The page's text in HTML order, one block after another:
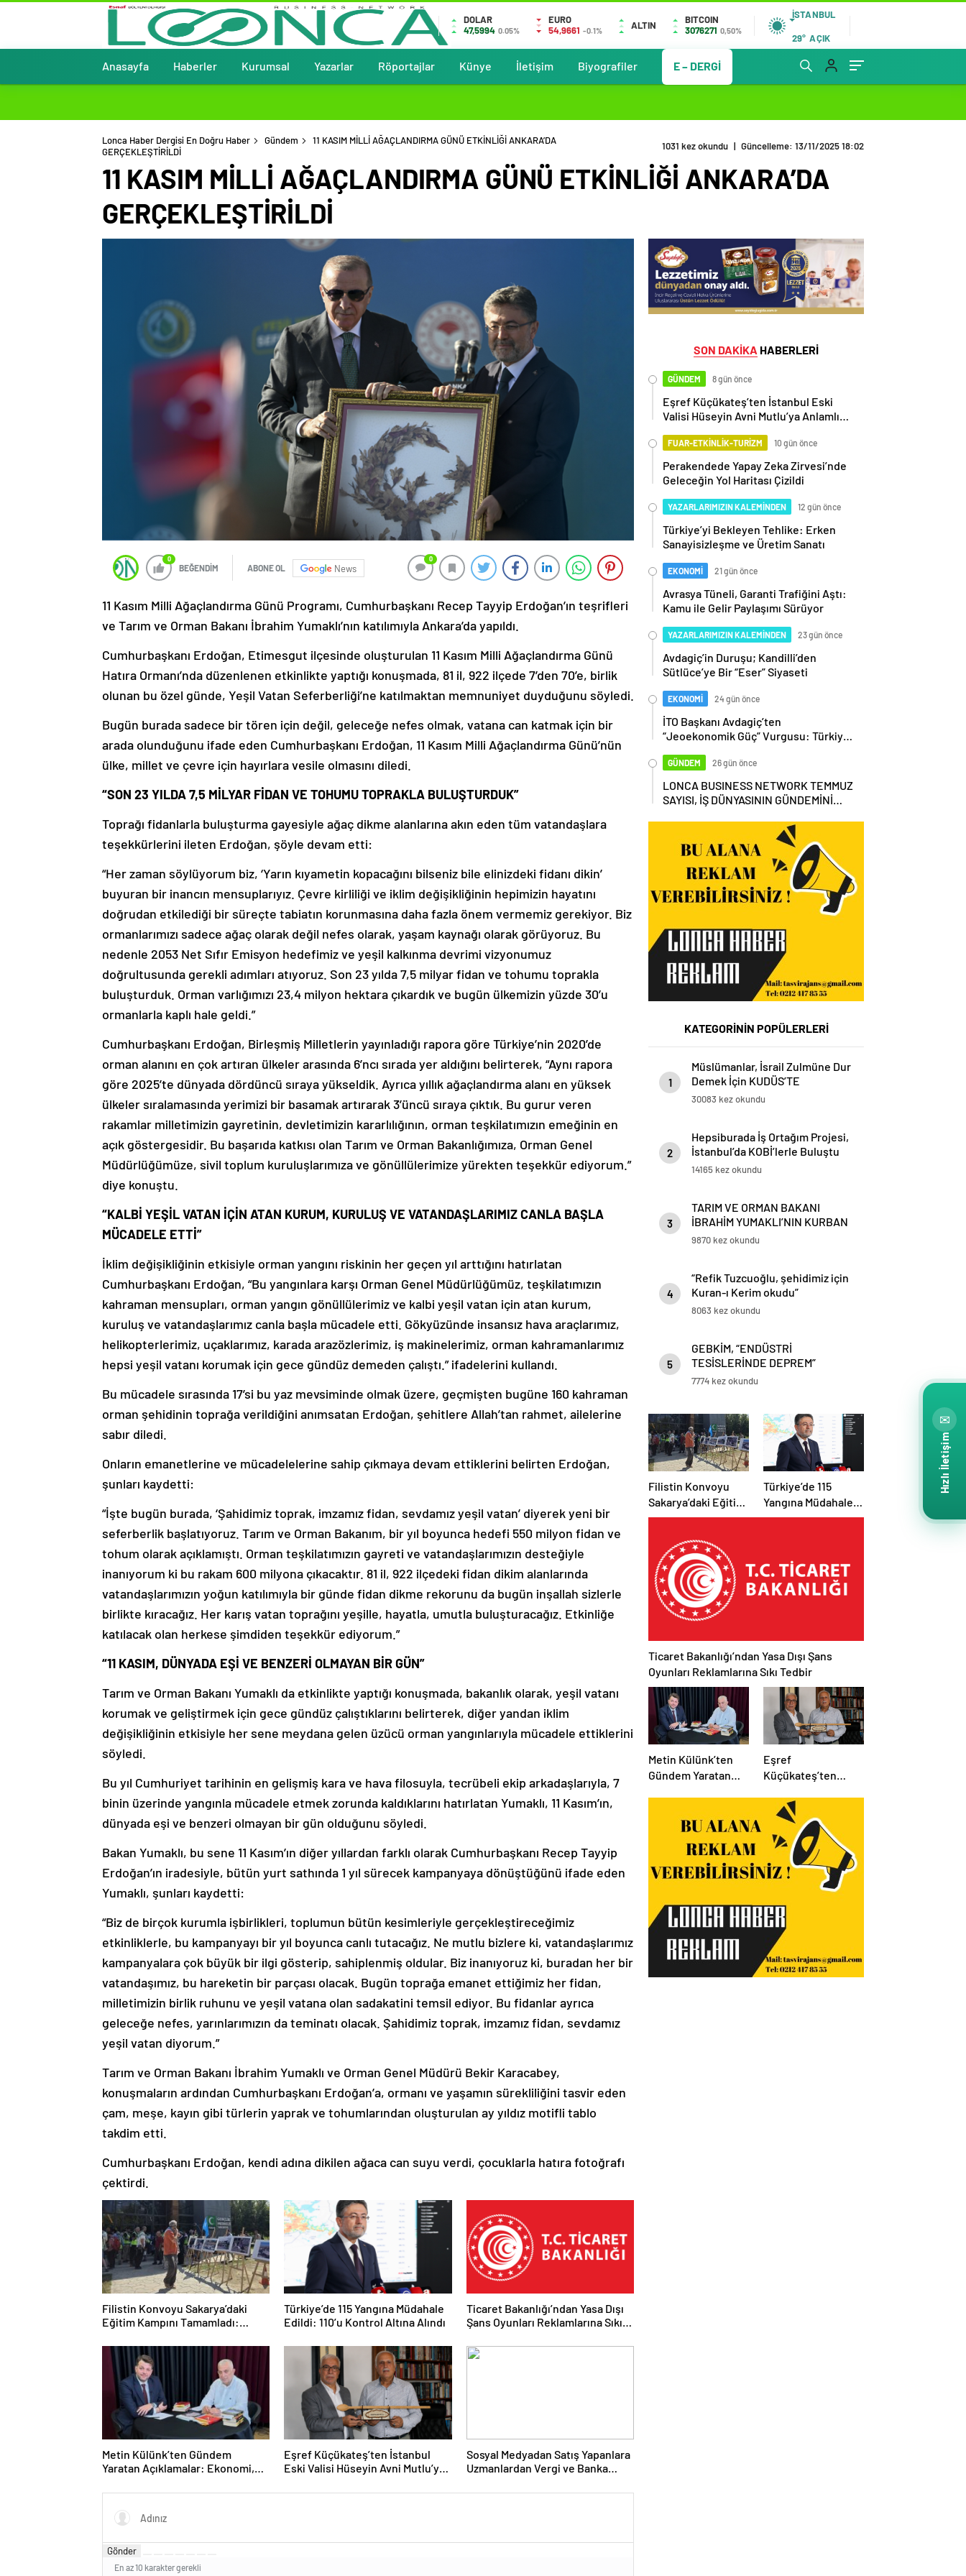
DOLAR
47,5994 0.05%
EURO
54,9661 -0.1% ALTIN
BITCOIN
3076271 0,50%
İSTANBUL
29° AÇIK
Anasayfa Haberler Kurumsal Yazarlar Röportajlar Künye İletişim Biyografiler E – DERGİ
Lonca Haber Dergisi En Doğru Haber Gündem
11 KASIM MİLLİ AĞAÇLANDIRMA GÜNÜ ETKİNLİĞİ ANKARA’DA
GERÇEKLEŞTİRİLDİ
1031 kez okundu | Güncelleme: 13/11/2025 18:02
11 KASIM MİLLİ AĞAÇLANDIRMA GÜNÜ ETKİNLİĞİ ANKARA’DA
GERÇEKLEŞTİRİLDİ
0
BEĞENDİM ABONE OL News
0
11 Kasım Milli Ağaçlandırma Günü Programı, Cumhurbaşkanı Recep Tayyip Erdoğan’ın teşrifleri
ve Tarım ve Orman Bakanı İbrahim Yumaklı’nın katılımıyla Ankara’da yapıldı.
Cumhurbaşkanı Erdoğan, Etimesgut ilçesinde oluşturulan 11 Kasım Milli Ağaçlandırma Günü
Hatıra Ormanı’nda düzenlenen etkinlikte yaptığı konuşmada, 81 il, 922 ilçede 7’den 70’e, birlik
olunan bu özel günde, Yeşil Vatan Seferberliği’ne katılmaktan memnuniyet duyduğunu söyledi.
Bugün burada sadece bir tören için değil, geleceğe nefes olmak, vatana can katmak için bir
arada olunduğunu ifade eden Cumhurbaşkanı Erdoğan, 11 Kasım Milli Ağaçlandırma Günü’nün
ülke, millet ve çevre için hayırlara vesile olmasını diledi.
“SON 23 YILDA 7,5 MİLYAR FİDAN VE TOHUMU TOPRAKLA BULUŞTURDUK”
Toprağı fidanlarla buluşturma gayesiyle ağaç dikme alanlarına akın eden tüm vatandaşlara
teşekkürlerini ileten Erdoğan, şöyle devam etti:
“Her zaman söylüyorum biz, ‘Yarın kıyametin kopacağını bilseniz bile elinizdeki fidanı dikin’
buyuran bir inancın mensuplarıyız. Çevre kirliliği ve iklim değişikliğinin hepimizin hayatını
doğrudan etkilediği bir süreçte tabiatın korunmasına daha fazla önem vermemiz gerekiyor. Biz
ormanlarımızı sadece ağaç olarak değil nefes olarak, yaşam kaynağı olarak görüyoruz. Bu
nedenle 2053 Net Sıfır Emisyon hedefimiz ve yeşil kalkınma devrimi vizyonumuz
doğrultusunda gerekli adımları atıyoruz. Son 23 yılda 7,5 milyar fidan ve tohumu toprakla
buluşturduk. Orman varlığımızı 23,4 milyon hektara çıkardık ve bugün ülkemizin yüzde 30’u
ormanlarla kaplı hale geldi.”
Cumhurbaşkanı Erdoğan, Birleşmiş Milletlerin yayınladığı rapora göre Türkiye’nin 2020’de
orman alanını en çok artıran ülkeler arasında 6’ncı sırada yer aldığını belirterek, “Aynı rapora
göre 2025’te dünyada dördüncü sıraya yükseldik. Ayrıca yıllık ağaçlandırma alanı en yüksek
ülkeler sıralamasında yerimizi bir basamak artırarak 3’üncü sıraya çıktık. Bu gurur veren
rakamlar milletimizin gayretinin, devletimizin kararlılığının, orman teşkilatımızın emeğinin en
açık göstergesidir. Bu başarıda katkısı olan Tarım ve Orman Bakanlığımıza, Orman Genel
Müdürlüğümüze, sivil toplum kuruluşlarımıza ve gönüllülerimize yürekten teşekkür ediyorum.”
diye konuştu.
“KALBİ YEŞİL VATAN İÇİN ATAN KURUM, KURULUŞ VE VATANDAŞLARIMIZ CANLA BAŞLA
MÜCADELE ETTİ”
İklim değişikliğinin etkisiyle orman yangını riskinin her geçen yıl arttığını hatırlatan
Cumhurbaşkanı Erdoğan, “Bu yangınlara karşı Orman Genel Müdürlüğümüz, teşkilatımızın
kahraman mensupları, orman yangın gönüllülerimiz ve kalbi yeşil vatan için atan kurum,
kuruluş ve vatandaşlarımız canla başla mücadele etti. Gökyüzünde insansız hava araçlarımız,
helikopterlerimiz, uçaklarımız, karada arazözlerimiz, iş makinelerimiz, orman kahramanlarımız
hepsi yeşil vatanı korumak için gece gündüz demeden çalıştı.” ifadelerini kullandı.
Bu mücadele sırasında 17’si bu yaz mevsiminde olmak üzere, geçmişten bugüne 160 kahraman
orman şehidinin toprağa verildiğini anımsatan Erdoğan, şehitlere Allah’tan rahmet, ailelerine
sabır diledi.
Onların emanetlerine ve mücadelelerine sahip çıkmaya devam ettiklerini belirten Erdoğan,
şunları kaydetti:
“İşte bugün burada, ‘Şahidimiz toprak, imzamız fidan, sevdamız yeşil vatan’ diyerek yeni bir
seferberlik başlatıyoruz. Tarım ve Orman Bakanım, bir yıl boyunca hedefi 550 milyon fidan ve
tohum olarak açıklamıştı. Orman teşkilatımızın gayreti ve vatandaşlarımızın desteğiyle
inanıyorum ki bu rakam 600 milyona çıkacaktır. 81 il, 922 ilçedeki fidan dikim alanlarında
vatandaşlarımızın yoğun katılımıyla bir günde fidan dikme rekorunu da bugün inşallah sizlerle
birlikte kıracağız. Her karış vatan toprağını yeşille, hayatla, umutla buluşturacağız. Etkinliğe
katılacak olan herkese şimdiden teşekkür ediyorum.”
“11 KASIM, DÜNYADA EŞİ VE BENZERİ OLMAYAN BİR GÜN”
Tarım ve Orman Bakanı Yumaklı da etkinlikte yaptığı konuşmada, bakanlık olarak, yeşil vatanı
korumak ve geliştirmek için gece gündüz çalıştıklarını belirterek, diğer yandan iklim
değişikliğinin etkisiyle her sene meydana gelen üzücü orman yangınlarıyla mücadele ettiklerini
söyledi.
Bu yıl Cumhuriyet tarihinin en gelişmiş kara ve hava filosuyla, tecrübeli ekip arkadaşlarıyla, 7
binin üzerinde yangınla mücadele etmek zorunda kaldıklarını hatırlatan Yumaklı, 11 Kasım’ın,
dünyada eşi ve benzeri olmayan bir gün olduğunu söyledi.
Bakan Yumaklı, bu sene 11 Kasım’ın diğer yıllardan farklı olarak Cumhurbaşkanı Recep Tayyip
Erdoğan’ın iradesiyle, bütün yurt sathında 1 yıl sürecek kampanyaya dönüştüğünü ifade eden
Yumaklı, şunları kaydetti:
“Biz de birçok kurumla işbirlikleri, toplumun bütün kesimleriyle gerçekleştireceğimiz
etkinliklerle, bu kampanyayı bir yıl boyunca canlı tutacağız. Ne mutlu bizlere ki, vatandaşlarımız
kampanyalara çok büyük bir ilgi gösterip, sahiplenmiş oldular. Biz inanıyoruz ki, buradan her bir
vatandaşımız, bu hareketin bir parçası olacak. Bugün toprağa emanet ettiğimiz her fidan,
milletimizin birlik ruhunu ve yeşil vatana olan sadakatini temsil ediyor. Bu fidanlar ayrıca
geleceğe nefes, yarınlarımızın da teminatı olacak. Şahidimiz toprak, imzamız fidan, sevdamız
yeşil vatan diyorum.”
Tarım ve Orman Bakanı İbrahim Yumaklı ve Orman Genel Müdürü Bekir Karacabey,
konuşmaların ardından Cumhurbaşkanı Erdoğan’a, ormanı ve yaşamın sürekliliğini tasvir eden
çam, meşe, kayın gibi türlerin yaprak ve tohumlarından oluşturulan ay yıldız motifli tablo
takdim etti.
Cumhurbaşkanı Erdoğan, kendi adına dikilen ağaca can suyu verdi, çocuklarla hatıra fotoğrafı
çektirdi.​
Filistin Konvoyu Sakarya’daki
Eğitim Kampını Tamamladı:
Türkiye’de 115 Yangına Müdahale
Edildi: 110’u Kontrol Altına Alındı
Ticaret Bakanlığı’ndan Yasa Dışı
Şans Oyunları Reklamlarına Sıkı
Metin Külünk’ten Gündem
Yaratan Açıklamalar: Ekonomi,
Çeken Mesajlar
Eşref Küçükateş’ten İstanbul
Eski Valisi Hüseyin Avni Mutlu’ya
Sosyal Medyadan Satış Yapanlara
Uzmanlardan Vergi ve Banka
Gönder
En az 10 karakter gerekli
SON DAKİKA HABERLERİ
GÜNDEM 8 gün önce
Eşref Küçükateş’ten İstanbul Eski
Valisi Hüseyin Avni Mutlu’ya Anlamlı
FUAR-ETKİNLİK-TURİZM 10 gün önce
Perakendede Yapay Zeka Zirvesi’nde
Geleceğin Yol Haritası Çizildi
YAZARLARIMIZIN KALEMİNDEN 12 gün önce
Türkiye’yi Bekleyen Tehlike: Erken
Sanayisizleşme ve Üretim Sanatı
EKONOMİ 21 gün önce
Avrasya Tüneli, Garanti Trafiğini Aştı:
Kamu ile Gelir Paylaşımı Sürüyor
YAZARLARIMIZIN KALEMİNDEN 23 gün önce
Avdagiç’in Duruşu; Kandilli’den
Sütlüce’ye Bir “Eser” Siyaseti
EKONOMİ 24 gün önce
İTO Başkanı Avdagiç’ten
“Jeoekonomik Güç” Vurgusu: Türkiye,
Olmalı
GÜNDEM 26 gün önce
LONCA BUSINESS NETWORK TEMMUZ
SAYISI, İŞ DÜNYASININ GÜNDEMİNİ
KATEGORİNİN POPÜLERLERİ
1
Müslümanlar, İsrail Zulmüne Dur
Demek İçin KUDÜS’TE
BULUŞMAK ÜZERE ahitleşiyor…
30083 kez okundu
2
Hepsiburada İş Ortağım Projesi,
İstanbul’da KOBİ’lerle Buluştu
14165 kez okundu
3
TARIM VE ORMAN BAKANI
İBRAHİM YUMAKLI’NIN KURBAN
BAYRAMI MESAJI
9870 kez okundu
4
“Refik Tuzcuoğlu, şehidimiz için
Kuran-ı Kerim okudu”
8063 kez okundu
5
GEBKİM, “ENDÜSTRİ
TESİSLERİNDE DEPREM”
SEMİNERİ DÜZENLEDİ
7774 kez okundu
Filistin Konvoyu
Sakarya’daki Eğitim
Kampını
Etabı Başlıyor
Türkiye’de 115
Yangına Müdahale
Edildi: 110’u Kontrol
Ticaret Bakanlığı’ndan Yasa Dışı Şans
Oyunları Reklamlarına Sıkı Tedbir
Metin Külünk’ten
Gündem Yaratan
Siyasete İlişkin
Mesajlar
Eşref
Küçükateş’ten
Hüseyin Avni
Mutlu’ya Anlamlı
Ziyaret
✉
Hızlı İletişim